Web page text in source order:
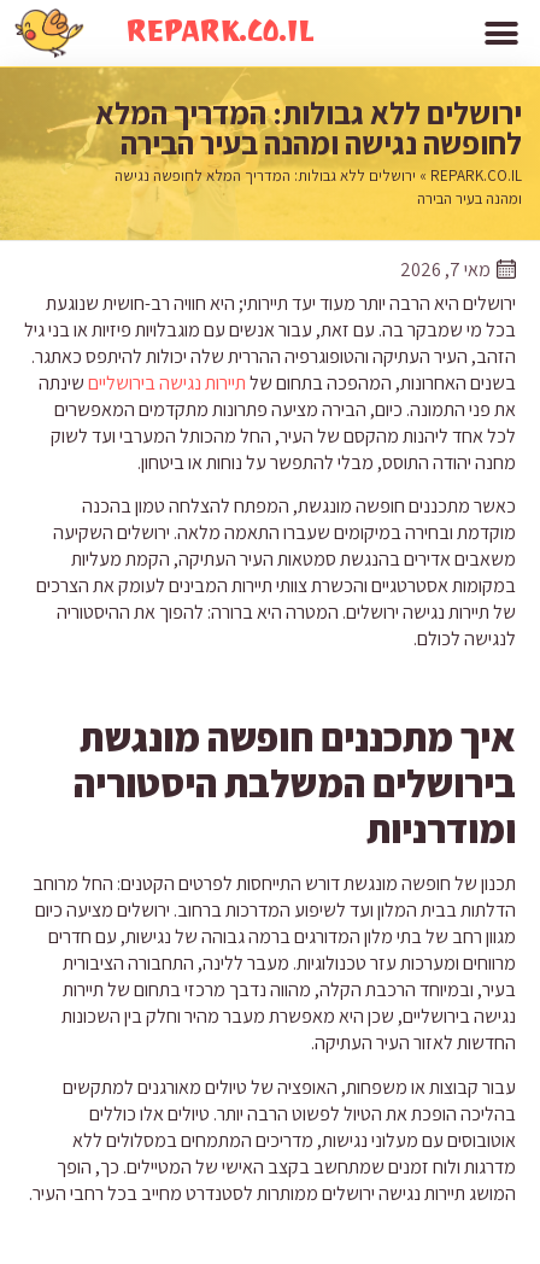
REPARK.CO.IL
ירושלים ללא גבולות: המדריך המלא
לחופשה נגישה ומהנה בעיר הבירה
REPARK.CO.IL
» ירושלים ללא גבולות: המדריך המלא לחופשה נגישה
ומהנה בעיר הבירה
מאי 7, 2026
ירושלים היא הרבה יותר מעוד יעד תיירותי; היא חוויה רב-חושית שנוגעת
בכל מי שמבקר בה. עם זאת, עבור אנשים עם מוגבלויות פיזיות או בני גיל
הזהב, העיר העתיקה והטופוגרפיה ההררית שלה יכולות להיתפס כאתגר.
בשנים האחרונות, המהפכה בתחום שלתיירות נגישה בירושלייםשינתה
את פני התמונה. כיום, הבירה מציעה פתרונות מתקדמים המאפשרים
לכל אחד ליהנות מהקסם של העיר, החל מהכותל המערבי ועד לשוק
מחנה יהודה התוסס, מבלי להתפשר על נוחות או ביטחון.
כאשר מתכננים חופשה מונגשת, המפתח להצלחה טמון בהכנה
מוקדמת ובחירה במיקומים שעברו התאמה מלאה. ירושלים השקיעה
משאבים אדירים בהנגשת סמטאות העיר העתיקה, הקמת מעליות
במקומות אסטרטגיים והכשרת צוותי תיירות המבינים לעומק את הצרכים
של תיירות נגישה ירושלים. המטרה היא ברורה: להפוך את ההיסטוריה
לנגישה לכולם.
איך מתכננים חופשה מונגשת
בירושלים המשלבת היסטוריה
ומודרניות
תכנון של חופשה מונגשת דורש התייחסות לפרטים הקטנים: החל מרוחב
הדלתות בבית המלון ועד לשיפוע המדרכות ברחוב. ירושלים מציעה כיום
מגוון רחב של בתי מלון המדורגים ברמה גבוהה של נגישות, עם חדרים
מרווחים ומערכות עזר טכנולוגיות. מעבר ללינה, התחבורה הציבורית
בעיר, ובמיוחד הרכבת הקלה, מהווה נדבך מרכזי בתחום של תיירות
נגישה בירושליים, שכן היא מאפשרת מעבר מהיר וחלק בין השכונות
החדשות לאזור העיר העתיקה.
עבור קבוצות או משפחות, האופציה של טיולים מאורגנים למתקשים
בהליכה הופכת את הטיול לפשוט הרבה יותר. טיולים אלו כוללים
אוטובוסים עם מעלוני נגישות, מדריכים המתמחים במסלולים ללא
מדרגות ולוח זמנים שמתחשב בקצב האישי של המטיילים. כך, הופך
המושג תיירות נגישה ירושלים ממותרות לסטנדרט מחייב בכל רחבי העיר.